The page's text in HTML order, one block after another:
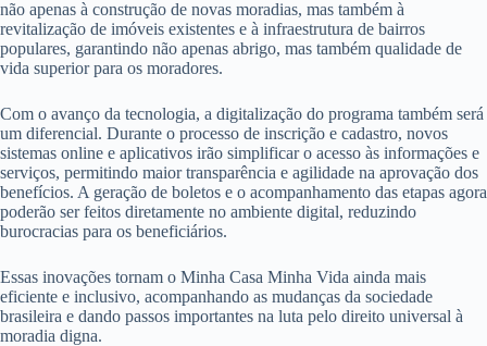
não apenas à construção de novas moradias, mas também à
revitalização de imóveis existentes e à infraestrutura de bairros
populares, garantindo não apenas abrigo, mas também qualidade de
vida superior para os moradores.
Com o avanço da tecnologia, a digitalização do programa também será
um diferencial. Durante o processo de inscrição e cadastro, novos
sistemas online e aplicativos irão simplificar o acesso às informações e
serviços, permitindo maior transparência e agilidade na aprovação dos
benefícios. A geração de boletos e o acompanhamento das etapas agora
poderão ser feitos diretamente no ambiente digital, reduzindo
burocracias para os beneficiários.
Essas inovações tornam o Minha Casa Minha Vida ainda mais
eficiente e inclusivo, acompanhando as mudanças da sociedade
brasileira e dando passos importantes na luta pelo direito universal à
moradia digna.